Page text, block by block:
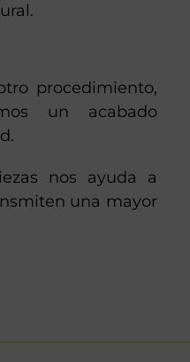
procedimiento,
un acabado
nos ayuda a
una mayor